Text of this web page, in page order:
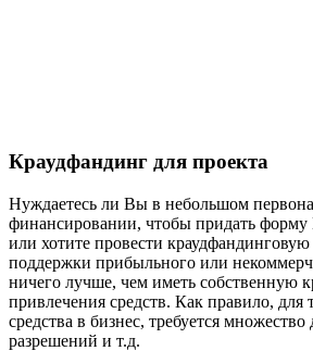
Краудфандинг для проекта
Нуждаетесь ли Вы в небольшом
финансировании, чтобы придать
или хотите провести
поддержки прибыльного или
ничего лучше, чем иметь собственную
привлечения средств. Как правило, для
средства в бизнес, требуется
разрешений и т.д.